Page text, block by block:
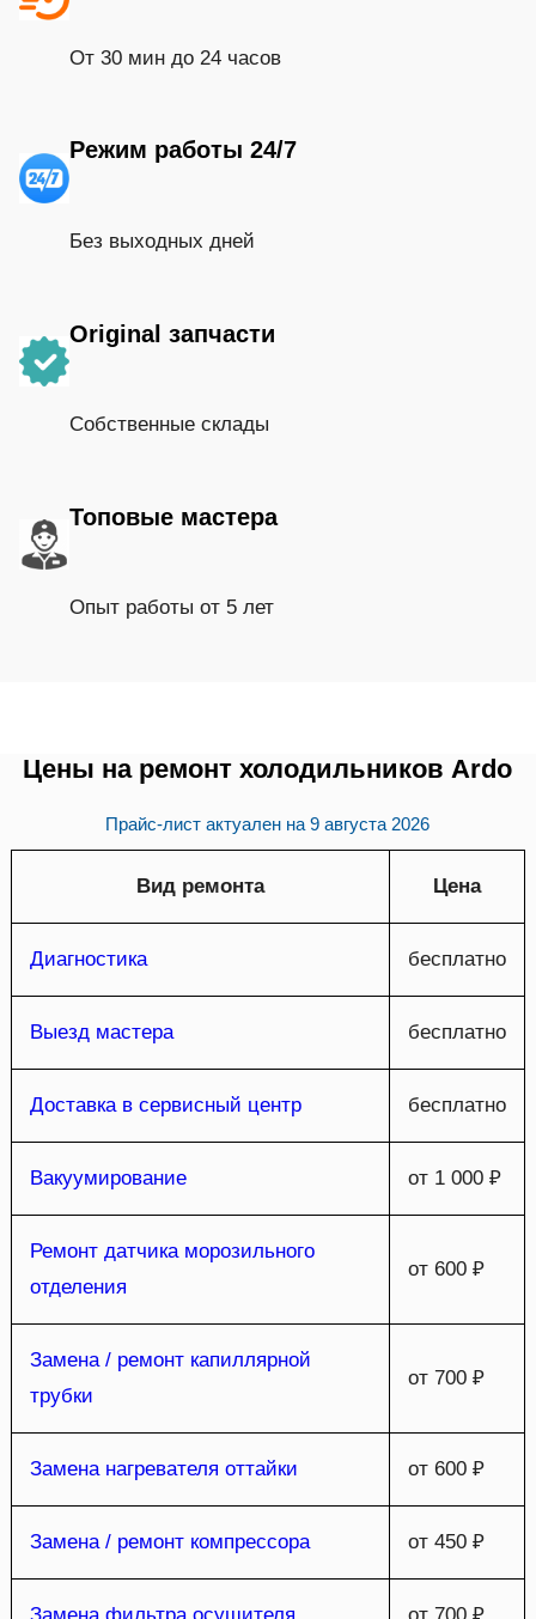
От 30 мин до 24 часов
Режим работы 24/7
Без выходных дней
Original запчасти
Собственные склады
Топовые мастера
Опыт работы от 5 лет
Цены на ремонт холодильников Ardo
Прайс-лист актуален на9 августа 2026
Вид ремонта Цена
Диагностика бесплатно
Выезд мастера бесплатно
Доставка в сервисный центр бесплатно
Вакуумирование от 1 000 ₽
Ремонт датчика морозильного
отделения
от 600 ₽
Замена / ремонт капиллярной
трубки
от 700 ₽
Замена нагревателя оттайки от 600 ₽
Замена / ремонт компрессора от 450 ₽